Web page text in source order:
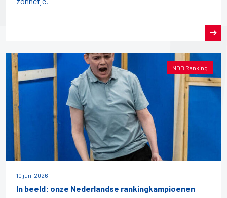
NDB Ranking
10 juni 2026
In beeld: onze Nederlandse rankingkampioenen